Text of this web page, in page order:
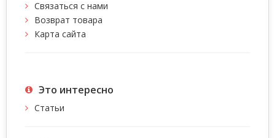
Связаться с нами
Возврат товара
Карта сайта
Это интересно
Статьи